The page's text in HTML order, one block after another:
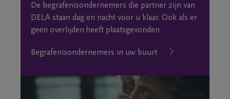
De begrafenisondernemers die partner zijn van
DELA staan dag en nacht voor u klaar. Ook als er
geen overlijden heeft plaatsgevonden.
Begrafenisondernemers in uw buurt